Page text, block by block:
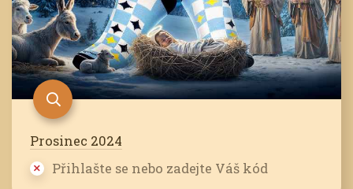
Prosinec 2024
Přihlašte se nebo zadejte Váš kód